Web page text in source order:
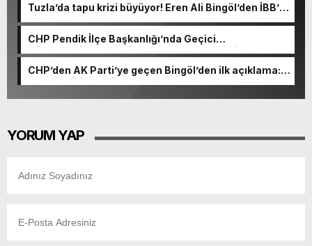
Tuzla’da tapu krizi büyüyor! Eren Ali Bingöl’den İBB’ye
dikkat çeken sorular
CHP Pendik İlçe Başkanlığı’nda Geçici
Görevlendirme: Yetki Hasan Yıldız’a Verildi
CHP’den AK Parti’ye geçen Bingöl’den ilk açıklama:
“50 bin kişiyi evsiz bırakamazdım”
YORUM YAP